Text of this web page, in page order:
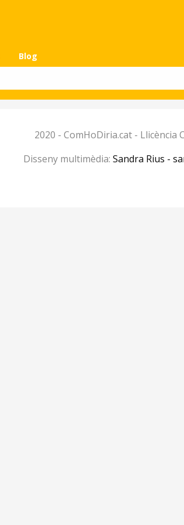
Blog
2020 - ComHoDiria.cat - Llicència
Disseny multimèdia: Sandra Rius -